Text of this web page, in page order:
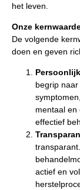
het leven.
Onze
De volgende
doen en geven
begrip
mentaal en
effectief
actief en